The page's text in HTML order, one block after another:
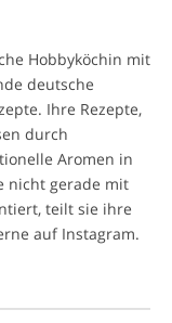
Hobbyköchin mit
deutsche
Ihre Rezepte,
durch
Aromen in
nicht gerade mit
teilt sie ihre
auf Instagram.